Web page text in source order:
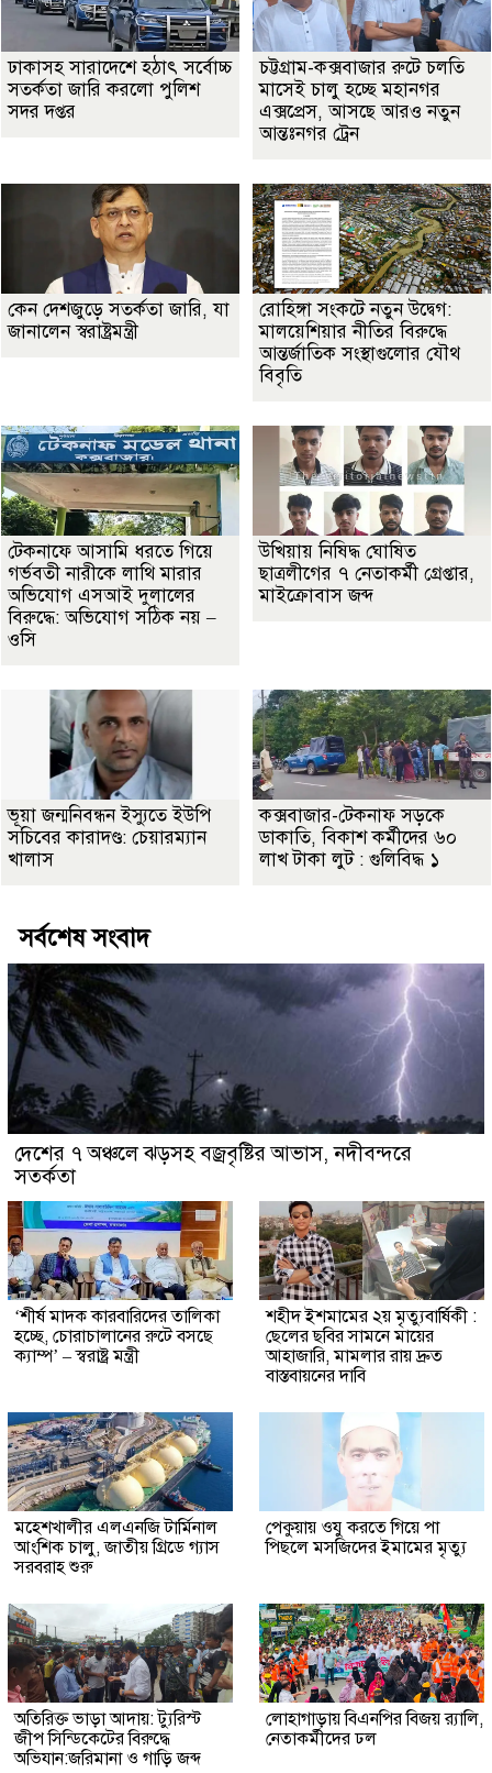
ঢাকাসহ সারাদেশে হঠাৎ সর্বোচ্চ
সতর্কতা জা‌রি করলো পুলিশ
সদর দপ্তর
চট্টগ্রাম-কক্সবাজার রুটে চলতি
মাসেই চালু হচ্ছে মহানগর
এক্সপ্রেস, আসছে আরও নতুন
আন্তঃনগর ট্রেন
কেন দেশজুড়ে সতর্কতা জারি, যা
জানালেন স্বরাষ্ট্রমন্ত্রী
রোহিঙ্গা সংকটে নতুন উদ্বেগ:
মালয়েশিয়ার নীতির বিরুদ্ধে
আন্তর্জাতিক সংস্থাগুলোর যৌথ
বিবৃতি
টেকনাফে আসামি ধরতে গিয়ে
গর্ভবতী নারীকে লাথি মারার
অভিযোগ এসআই দুলালের
বিরুদ্ধে: অভিযোগ সঠিক নয় –
ওসি
উখিয়ায় নিষিদ্ধ ঘোষিত
ছাত্রলীগের ৭ নেতাকর্মী গ্রেপ্তার,
মাইক্রোবাস জব্দ
ভূয়া জন্মনিবন্ধন ইস্যুতে ইউপি
সচিবের কারাদণ্ড: চেয়ারম্যান
খালাস
কক্সবাজার-টেকনাফ সড়কে
ডাকাতি, বিকাশ কর্মীদের ৬০
লাখ টাকা লুট : গুলিবিদ্ধ ১
সর্বশেষ সংবাদ
দেশের ৭ অঞ্চলে ঝড়সহ বজ্রবৃষ্টির আভাস, নদীবন্দরে
সতর্কতা
‘শীর্ষ মাদক কারবারিদের তালিকা
হচ্ছে, চোরাচালানের রুটে বসছে
ক্যাম্প’ – স্বরাষ্ট্র মন্ত্রী
শহীদ ইশমামের ২য় মৃত্যুবার্ষিকী :
ছেলের ছবির সামনে মায়ের
আহাজারি, মামলার রায় দ্রুত
বাস্তবায়নের দাবি
মহেশখালীর এলএনজি টার্মিনাল
আংশিক চালু, জাতীয় গ্রিডে গ্যাস
সরবরাহ শুরু
পেকুয়ায় ওযু করতে গিয়ে পা
পিছলে মসজিদের ইমামের মৃত্যু
অতিরিক্ত ভাড়া আদায়: ট্যুরিস্ট
জীপ সিন্ডিকেটের বিরুদ্ধে
অভিযান:জরিমানা ও গাড়ি জব্দ
লোহাগাড়ায় বিএনপির বিজয় র‍্যালি,
নেতাকর্মীদের ঢল